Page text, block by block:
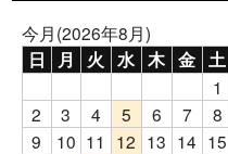
今月(2026年8月)
日 月 火 水 木 金 土
1
2
3 4 5 6 7
8
9
10 11 12 13 14 15